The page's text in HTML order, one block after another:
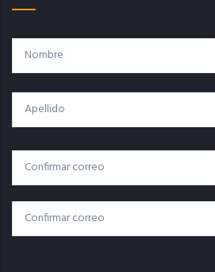
Nombre
Apellido
Correo
Electrónico
Correo Electrónico
Confirmar Correo